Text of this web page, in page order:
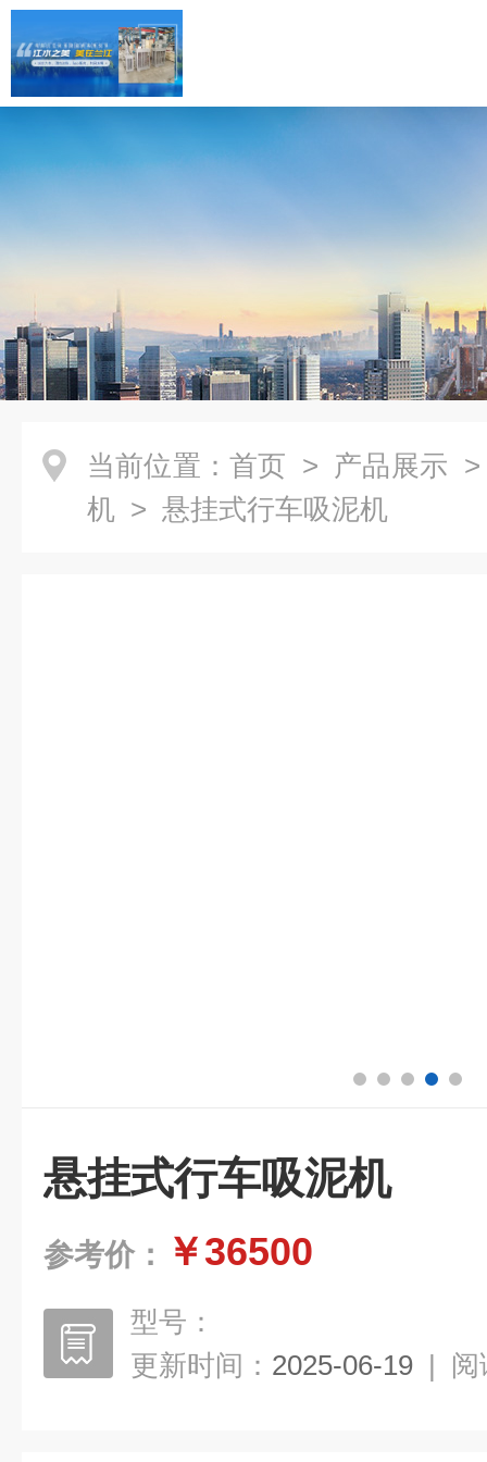
当前位置： 首页 > 产品展示
机 > 悬挂式行车吸泥机
悬挂式行车吸泥机
参考价： ￥36500
型号：
更新时间： 2025-06-19 | 阅